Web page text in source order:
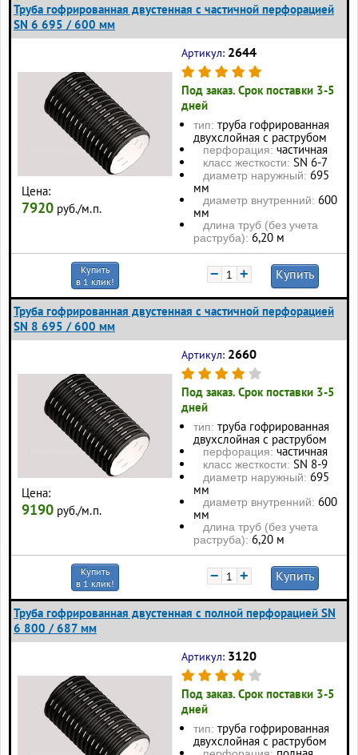
Труба гофрированная двустенная с частичной перфорацией
SN 6 695 / 600 мм
Цена:
7920 руб./м.п.
Артикул: 2644
Под заказ. Срок поставки 3-5
дней
тип: труба гофрированная
двухслойная с раструбом
перфорация: частичная
класс жесткости: SN 6-7
диаметр наружный: 695
мм
диаметр внутренний: 600
мм
длина труб (без учета
раструба): 6,20 м
Купить
в 1 клик!
− + Купить
Труба гофрированная двустенная с частичной перфорацией
SN 8 695 / 600 мм
Цена:
9190 руб./м.п.
Артикул: 2660
Под заказ. Срок поставки 3-5
дней
тип: труба гофрированная
двухслойная с раструбом
перфорация: частичная
класс жесткости: SN 8-9
диаметр наружный: 695
мм
диаметр внутренний: 600
мм
длина труб (без учета
раструба): 6,20 м
Купить
в 1 клик!
− + Купить
Труба гофрированная двустенная с полной перфорацией SN
6 800 / 687 мм
Артикул: 3120
Под заказ. Срок поставки 3-5
дней
тип: труба гофрированная
двухслойная с раструбом